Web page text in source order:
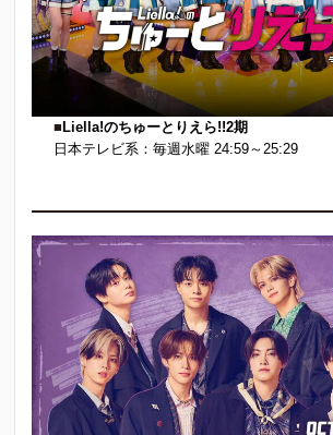
■Liella!のちゅーとりえら!!2期
日本テレビ系：毎週水曜 24:59～25:29